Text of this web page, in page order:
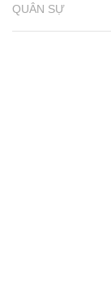
QUÂN SỰ